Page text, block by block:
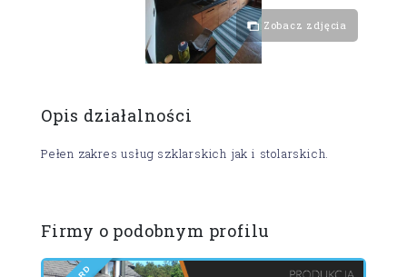
Zobacz zdjęcia
Opis działalności
Pełen zakres usług szklarskich jak i stolarskich.
Firmy o podobnym profilu
R
D